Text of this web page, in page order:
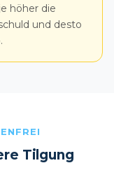
höher die
und desto
Tilgung